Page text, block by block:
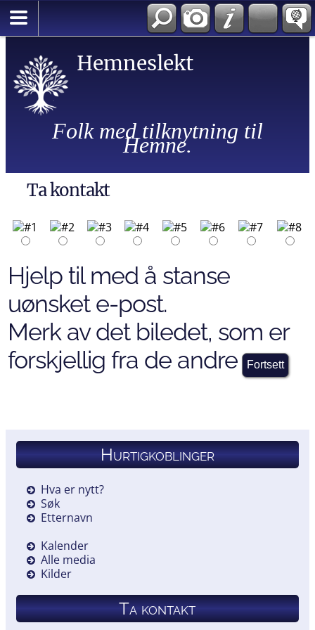
Hemneslekt
Folk med tilknytning til
Hemne.
Ta kontakt
Hjelp til med å stanse
uønsket e-post.
Merk av det biledet, som er
forskjellig fra de andre
Hurtigkoblinger
Hva er nytt?
Søk
Etternavn
Kalender
Alle media
Kilder
Ta kontakt